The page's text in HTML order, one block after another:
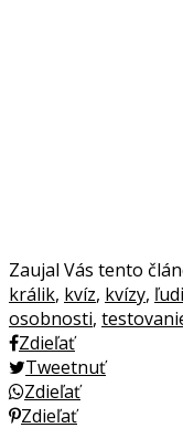
Zaujal Vás tento
králik, kvíz, kvízy,
osobnosti,
Zdieľať
Tweetnuť
Zdieľať
Zdieľať